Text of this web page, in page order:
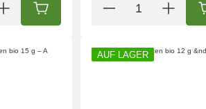
IN DEN WARENKORB
AUF LAGER